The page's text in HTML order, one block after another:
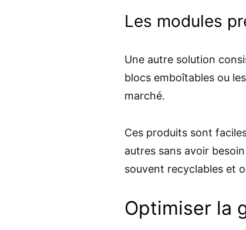
Les modules
Une autre solution
blocs emboîtables ou
marché.
Ces produits sont
autres sans avoir
souvent recyclables et
Optimiser la